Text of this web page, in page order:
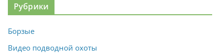
Рубрики
Борзые
Видео подводной охоты